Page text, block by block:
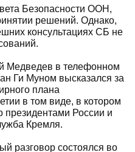
Безопасности ООН,
решений. Однако,
консультациях СБ не
Медведев в телефонном
Ги Муном высказался за
плана
в том виде, в котором
России и
Кремля.
разговор состоялся во